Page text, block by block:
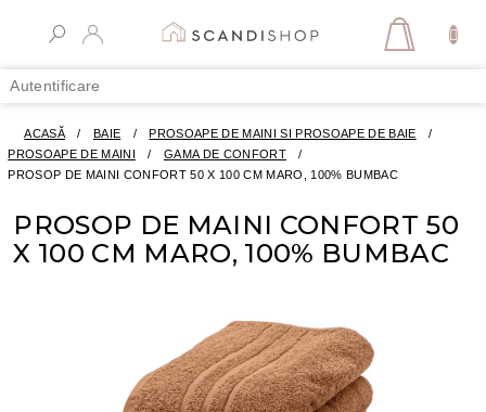
conținut
Autentificare
COŞ
ACASĂ / BAIE / PROSOAPE DE MAINI SI PROSOAPE DE BAIE
/
PROSOAPE DE MAINI
/ GAMA DE CONFORT
/
PROSOP DE MAINI CONFORT 50 X 100 CM MARO, 100% BUMBAC
PROSOP DE MAINI CONFORT 50
X 100 CM MARO, 100% BUMBAC